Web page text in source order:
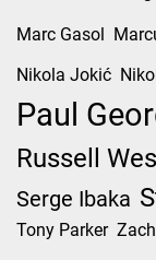
Marc Gasol
Nikola Jokić
Paul
Russell
Serge Ibaka
Tony Parker